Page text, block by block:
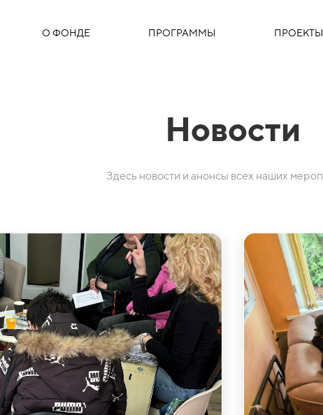
О ФОНДЕ ПРОГРАММЫ ПРОЕКТЫ
Новости
Здесь новости и анонсы всех наших